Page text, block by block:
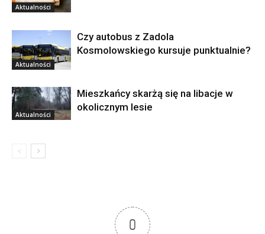
Aktualności
Aktualności
Czy autobus z Zadola
Kosmolowskiego kursuje punktualnie?
Aktualności
Mieszkańcy skarżą się na libacje w
okolicznym lesie
0